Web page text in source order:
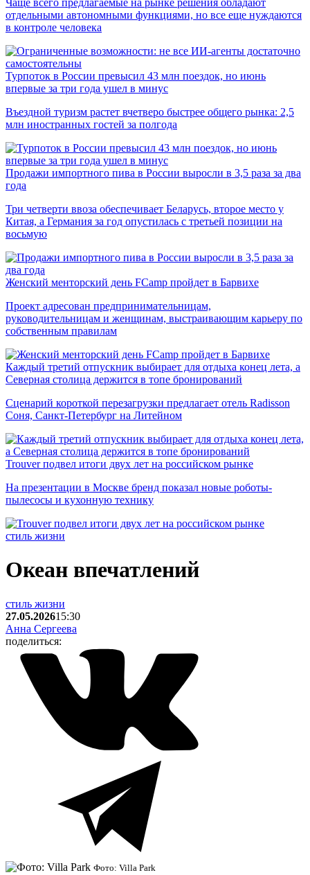
Чаще всего предлагаемые на рынке решения обладают
отдельными автономными функциями, но все еще нуждаются
в контроле человека
Турпоток в России превысил 43 млн поездок, но июнь
впервые за три года ушел в минус
Въездной туризм растет вчетверо быстрее общего рынка: 2,5
млн иностранных гостей за полгода
Продажи импортного пива в России выросли в 3,5 раза за два
года
Три четверти ввоза обеспечивает Беларусь, второе место у
Китая, а Германия за год опустилась с третьей позиции на
восьмую
Женский менторский день FCamp пройдет в Барвихе
Проект адресован предпринимательницам,
руководительницам и женщинам, выстраивающим карьеру по
собственным правилам
Каждый третий отпускник выбирает для отдыха конец лета, а
Северная столица держится в топе бронирований
Сценарий короткой перезагрузки предлагает отель Radisson
Соня, Санкт-Петербург на Литейном
Trouver подвел итоги двух лет на российском рынке
На презентации в Москве бренд показал новые роботы-
пылесосы и кухонную технику
стиль жизни
Океан впечатлений
стиль жизни
27.05.202615:30
Анна Сергеева
поделиться:
Фото: Villa Park